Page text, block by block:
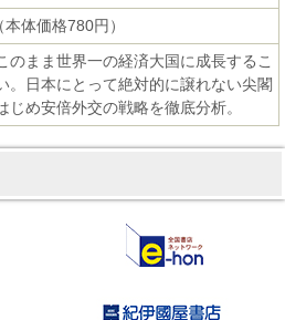
体価格780円）
のまま世界一の経済大国に成長するこ
。日本にとって絶対的に譲れない尖閣
じめ安倍外交の戦略を徹底分析。